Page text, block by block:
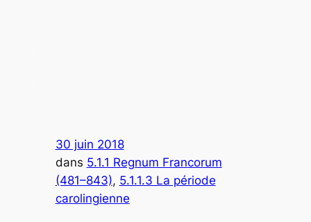
30 juin 2018
dans 5.1.1 Regnum Francorum
(481–843), 5.1.1.3 La période
carolingienne